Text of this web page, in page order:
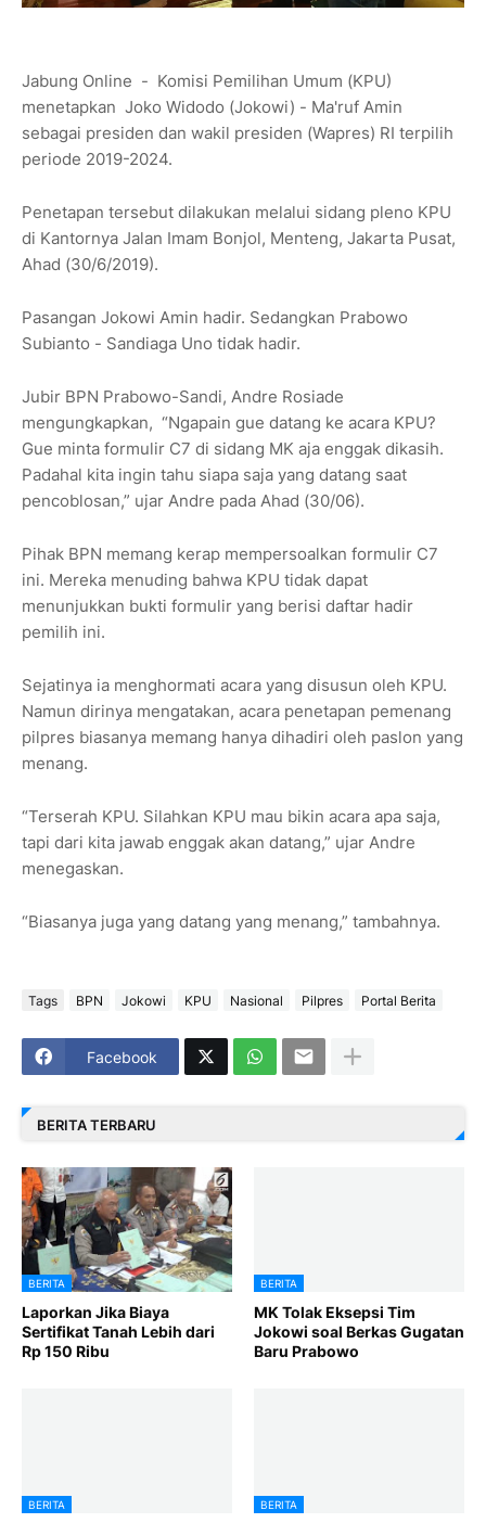
Jabung Online - Komisi Pemilihan Umum (KPU)
menetapkan Joko Widodo (Jokowi) - Ma'ruf Amin
sebagai presiden dan wakil presiden (Wapres) RI terpilih
periode 2019-2024.
Penetapan tersebut dilakukan melalui sidang pleno KPU
di Kantornya Jalan Imam Bonjol, Menteng, Jakarta Pusat,
Ahad (30/6/2019).
Pasangan Jokowi Amin hadir. Sedangkan Prabowo
Subianto - Sandiaga Uno tidak hadir.
Jubir BPN Prabowo-Sandi, Andre Rosiade
mengungkapkan, “Ngapain gue datang ke acara KPU?
Gue minta formulir C7 di sidang MK aja enggak dikasih.
Padahal kita ingin tahu siapa saja yang datang saat
pencoblosan,” ujar Andre pada Ahad (30/06).
Pihak BPN memang kerap mempersoalkan formulir C7
ini. Mereka menuding bahwa KPU tidak dapat
menunjukkan bukti formulir yang berisi daftar hadir
pemilih ini.
Sejatinya ia menghormati acara yang disusun oleh KPU.
Namun dirinya mengatakan, acara penetapan pemenang
pilpres biasanya memang hanya dihadiri oleh paslon yang
menang.
“Terserah KPU. Silahkan KPU mau bikin acara apa saja,
tapi dari kita jawab enggak akan datang,” ujar Andre
menegaskan.
“Biasanya juga yang datang yang menang,” tambahnya.
Tags BPN Jokowi KPU Nasional Pilpres Portal Berita
Facebook
BERITA TERBARU
BERITA
Laporkan Jika Biaya
Sertifikat Tanah Lebih dari
Rp 150 Ribu
BERITA
MK Tolak Eksepsi Tim
Jokowi soal Berkas Gugatan
Baru Prabowo
BERITA BERITA